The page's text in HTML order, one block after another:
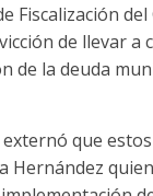
Fiscalización
de llevar
de la deuda
que
Hernández